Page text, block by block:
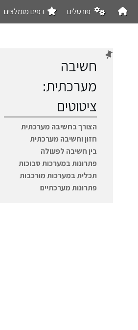
פורטלים דפים מומלצים
חשיבה
מערכתית:
ציטוטים
הצורך בחשיבה מערכתית
חזון וחשיבה מערכתית
בין חשיבה לפעולה
פתרונות במערכות סבוכות
תכלית במערכות מורכבות
פתרונות מערכתיים